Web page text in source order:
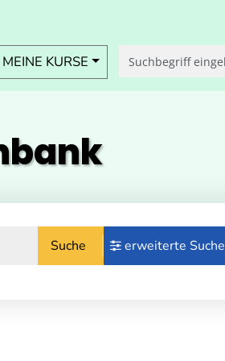
KURSE
Suche erweiterte Suche